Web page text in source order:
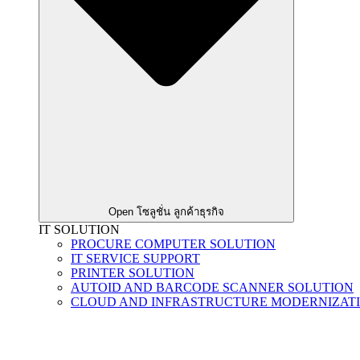
Open โซลูชั่น ลูกค้าธุรกิจ
IT SOLUTION
PROCURE COMPUTER SOLUTION
IT SERVICE SUPPORT
PRINTER SOLUTION
AUTOID AND BARCODE SCANNER SOLUTION
CLOUD AND INFRASTRUCTURE